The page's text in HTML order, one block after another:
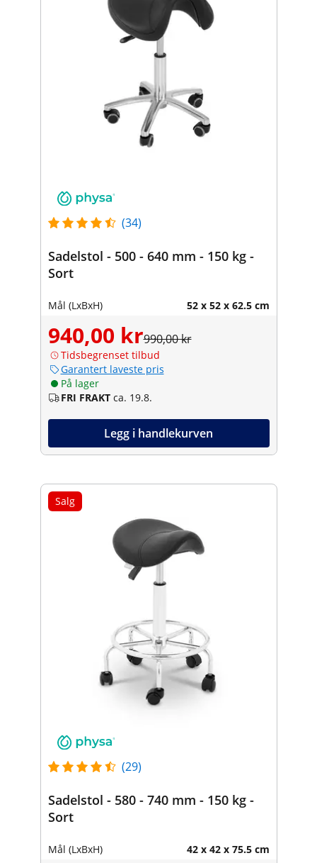
(34)
Sadelstol - 500 - 640 mm - 150 kg -
Sort
Mål (LxBxH) 52 x 52 x 62.5 cm
940,00 kr990,00 kr
Tidsbegrenset tilbud
Garantert laveste pris
På lager
FRI FRAKT ca. 19.8.
Legg i handlekurven
Salg
(29)
Sadelstol - 580 - 740 mm - 150 kg -
Sort
Mål (LxBxH) 42 x 42 x 75.5 cm